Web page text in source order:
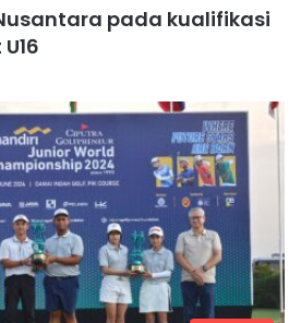
pada kualifikasi